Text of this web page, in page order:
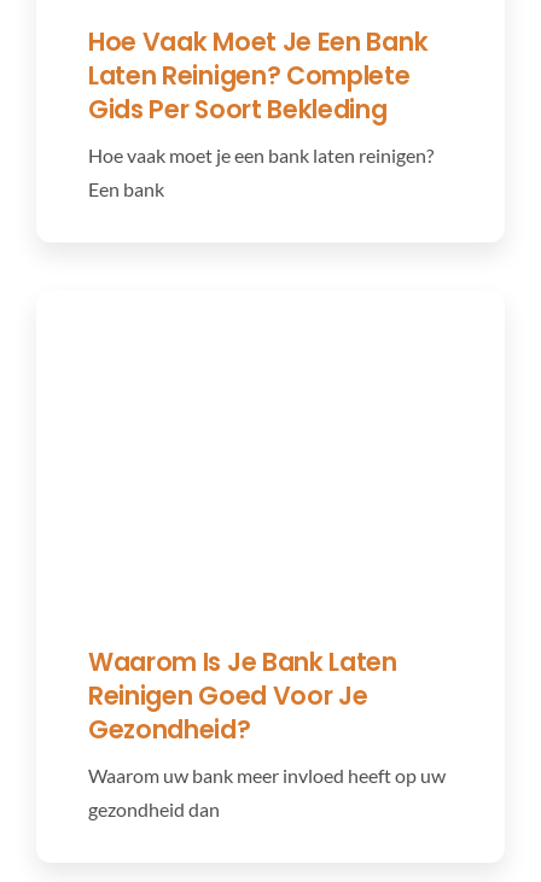
Hoe Vaak Moet Je Een Bank
Laten Reinigen? Complete
Gids Per Soort Bekleding
Hoe vaak moet je een bank laten reinigen?
Een bank
Waarom Is Je Bank Laten
Reinigen Goed Voor Je
Gezondheid?
Waarom uw bank meer invloed heeft op uw
gezondheid dan